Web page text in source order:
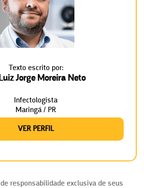
Texto escrito por:
Jorge Moreira Neto
Infectologista
Maringá / PR
VER PERFIL
responsabilidade exclusiva de seus